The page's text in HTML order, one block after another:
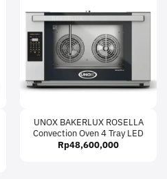
UNOX BAKERLUX ROSELLA
Convection Oven 4 Tray LED
Rp48,600,000